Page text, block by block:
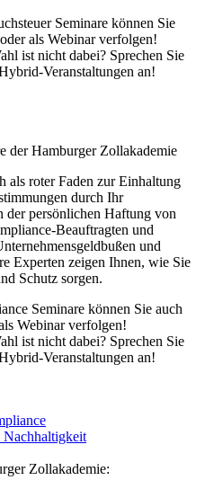
Seminare können Sie
als Webinar verfolgen!
ist nicht dabei? Sprechen Sie
Veranstaltungen an!
der Hamburger Zollakademie
als roter Faden zur Einhaltung
durch Ihr
der persönlichen Haftung von
Beauftragten und
und
Experten zeigen Ihnen, wie Sie
Schutz sorgen.
Seminare können Sie auch
Webinar verfolgen!
ist nicht dabei? Sprechen Sie
Veranstaltungen an!
Zollakademie: